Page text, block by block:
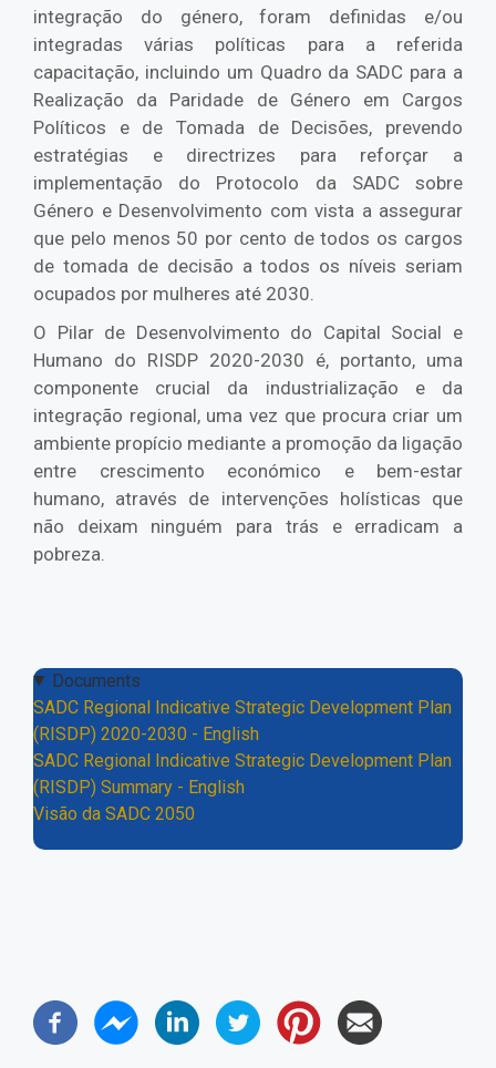
integração do género, foram definidas e/ou
integradas várias políticas para a referida
capacitação, incluindo um Quadro da SADC para a
Realização da Paridade de Género em Cargos
Políticos e de Tomada de Decisões, prevendo
estratégias e directrizes para reforçar a
implementação do Protocolo da SADC sobre
Género e Desenvolvimento com vista a assegurar
que pelo menos 50 por cento de todos os cargos
de tomada de decisão a todos os níveis seriam
ocupados por mulheres até 2030.
O Pilar de Desenvolvimento do Capital Social e
Humano do RISDP 2020-2030 é, portanto, uma
componente crucial da industrialização e da
integração regional, uma vez que procura criar um
ambiente propício mediante a promoção da ligação
entre crescimento económico e bem-estar
humano, através de intervenções holísticas que
não deixam ninguém para trás e erradicam a
pobreza.
Documents
SADC Regional Indicative Strategic Development Plan
(RISDP) 2020-2030 - English
SADC Regional Indicative Strategic Development Plan
(RISDP) Summary - English
Visão da SADC 2050